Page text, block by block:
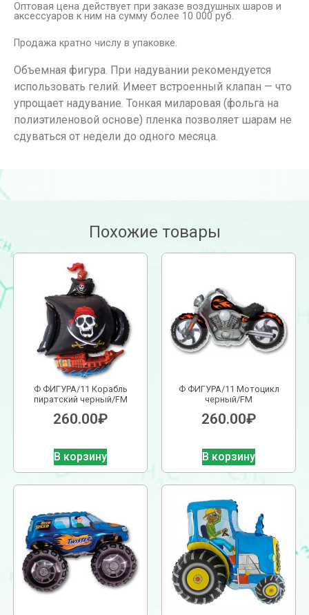
Оптовая цена действует при заказе воздушных шаров и
аксессуаров к ним на сумму более 10 000 руб.
Продажа кратно числу в упаковке.
Объемная фигура. При надувании рекомендуется
использовать гелий. Имеет встроенный клапан — что
упрощает надувание. Тонкая миларовая (фольга на
полиэтиленовой основе) пленка позволяет шарам не
сдуваться от недели до одного месяца.
Похожие товары
Ф ФИГУРА/11 Корабль
пиратский черный/FM
260.00₽
В корзину
Ф ФИГУРА/11 Мотоцикл
черный/FM
260.00₽
В корзину